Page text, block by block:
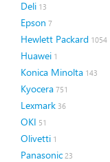
Deli 13
Epson 7
Hewlett Packard 1054
Huawei 1
Konica Minolta 143
Kyocera 751
Lexmark 36
OKI 51
Olivetti 1
Panasonic 23